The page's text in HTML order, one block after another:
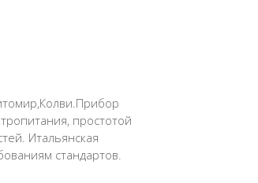
простотой
Итальянская
стандартов.